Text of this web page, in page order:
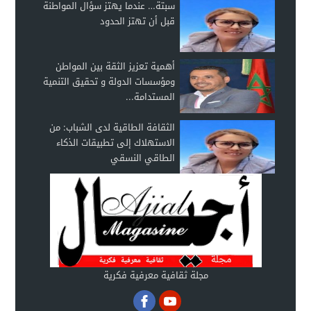
سبتة… عندما يهتز سؤال المواطنة
قبل أن تهتز الحدود
أهمية تعزيز الثقة بين المواطن
ومؤسسات الدولة و تحقيق التنمية
المستدامة...
الثقافة الطاقية لدى الشباب: من
الاستهلاك إلى تطبيقات الذكاء
الطاقي النسقي
مجلة ثقافية معرفية فكرية